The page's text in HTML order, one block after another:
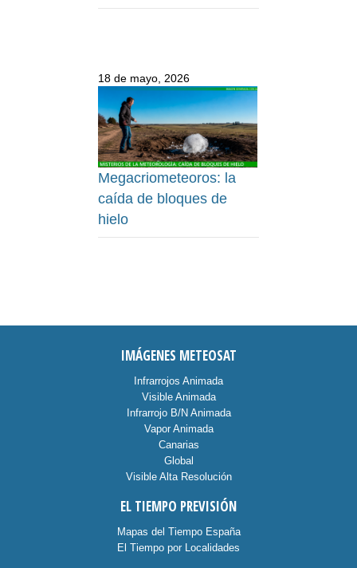
18 de mayo, 2026
Megacriometeoros: la
caída de bloques de
hielo
IMÁGENES METEOSAT
Infrarrojos Animada
Visible Animada
Infrarrojo B/N Animada
Vapor Animada
Canarias
Global
Visible Alta Resolución
EL TIEMPO PREVISIÓN
Mapas del Tiempo España
El Tiempo por Localidades